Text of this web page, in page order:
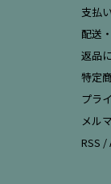
支払
配送
返品
特定
プラ
メル
RSS /